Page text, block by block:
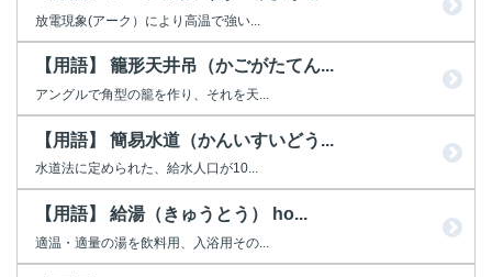
放電現象(アーク）により高温で強い...
【用語】 籠形天井吊（かごがたてん...
アングルで角型の籠を作り、それを天...
【用語】 簡易水道（かんいすいどう...
水道法に定められた、給水人口が10...
【用語】 給湯（きゅうとう） ho...
適温・適量の湯を飲料用、入浴用その...